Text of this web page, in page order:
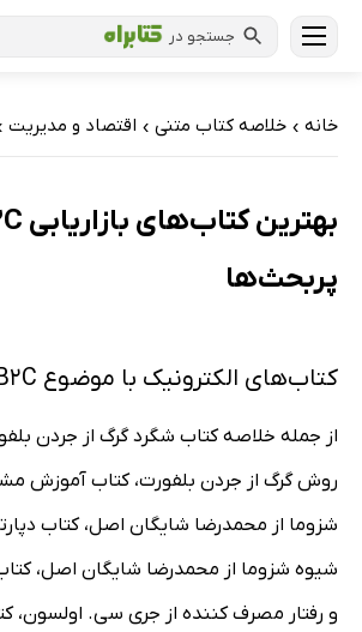
جستجو در
خانه › خلاصه کتاب متنی › اقتصاد و مدیریت
پربحث‌ها
کتاب‌های الکترونیک با موضوع B2C
از جمله خلاصه کتاب شگرد گرگ از جردن
روش گرگ از جردن بلفورت، کتاب آموزش
شزوما از محمدرضا شایگان اصل، کتاب
شیوه شزوما از محمدرضا شایگان اصل، کتاب
و رفتار مصرف کننده از جری سی.